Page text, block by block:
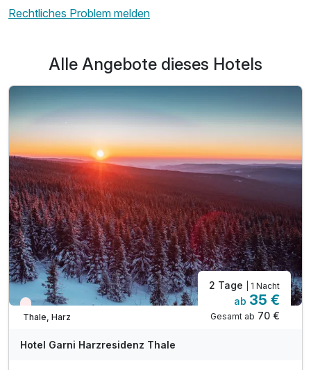
1 Erwachsenen
Rechtliches Problem melden
Alle Angebote dieses Hotels
Wieder frei ab November
Thale, Harz
2 Tage | 1 Nacht
ab 35 €
Gesamt ab 70 €
Hotel Garni Harzresidenz Thale